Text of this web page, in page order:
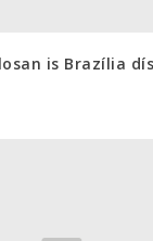
is Brazília